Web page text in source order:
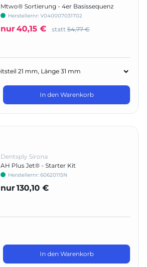
Mtwo® Sortierung - 4er Basissequenz
Herstellernr: V040007031702
nur40,15 € statt 54,77 €
In den Warenkorb
Dentsply Sirona
AH Plus Jet® - Starter Kit
Herstellernr: 60620115N
nur130,10 €
In den Warenkorb